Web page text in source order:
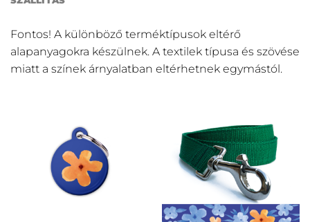
Fontos! A különböző terméktípusok eltérő
alapanyagokra készülnek. A textilek típusa és szövése
miatt a színek árnyalatban eltérhetnek egymástól.